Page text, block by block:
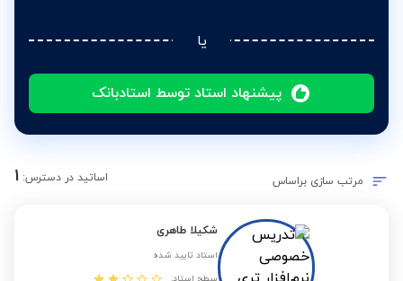
یا
پیشنهاد استاد توسط استادبانک
مرتب سازی براساس اساتید در دسترس: 1
شکیلا طاهری
استاد تایید شده